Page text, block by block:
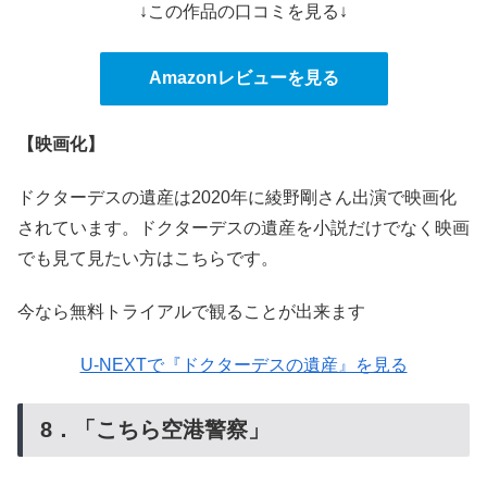
↓この作品の口コミを見る↓
Amazonレビューを見る
【映画化】
ドクターデスの遺産は2020年に綾野剛さん出演で映画化
されています。ドクターデスの遺産を小説だけでなく映画
でも見て見たい方はこちらです。
今なら無料トライアルで観ることが出来ます
U-NEXTで『ドクターデスの遺産』を見る
8．「こちら空港警察」